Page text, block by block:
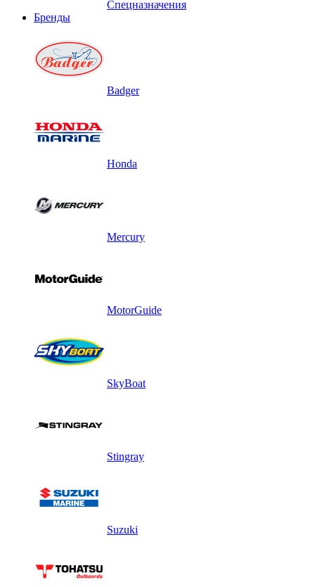
Спецназначения
Бренды
Badger
Honda
Mercury
MotorGuide
SkyBoat
Stingray
Suzuki